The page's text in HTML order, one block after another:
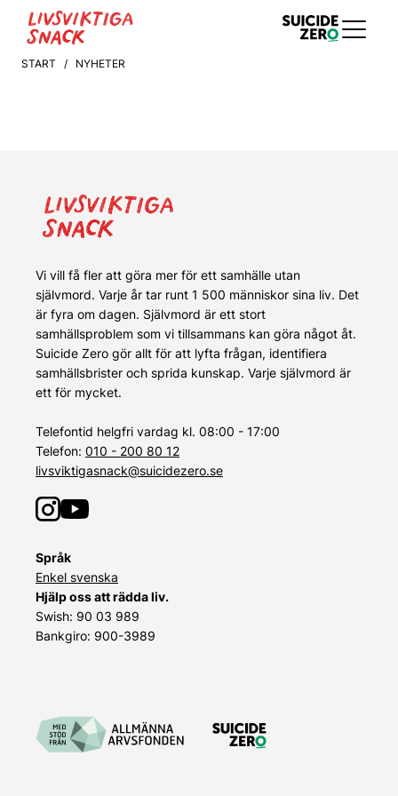
START / NYHETER
Vi vill få fler att göra mer för ett samhälle utan
självmord. Varje år tar runt 1 500 människor sina liv. Det
är fyra om dagen. Självmord är ett stort
samhällsproblem som vi tillsammans kan göra något åt.
Suicide Zero gör allt för att lyfta frågan, identifiera
samhällsbrister och sprida kunskap. Varje självmord är
ett för mycket.
Telefontid helgfri vardag kl. 08:00 - 17:00
Telefon: 010 - 200 80 12
livsviktigasnack@suicidezero.se
Språk
Enkel svenska
Hjälp oss att rädda liv.
Swish: 90 03 989
Bankgiro: 900-3989